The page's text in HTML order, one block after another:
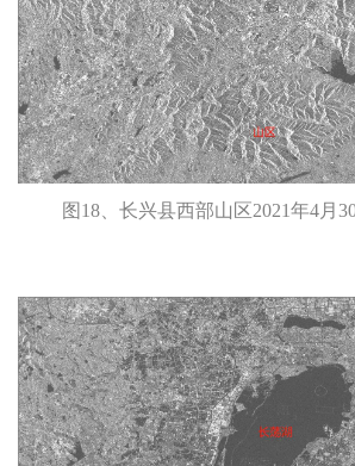
图18、长兴县西部山区2021年4月